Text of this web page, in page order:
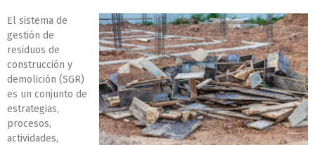
El sistema de
gestión de
residuos de
construcción y
demolición (SGR)
es un conjunto de
estrategias,
procesos,
actividades,